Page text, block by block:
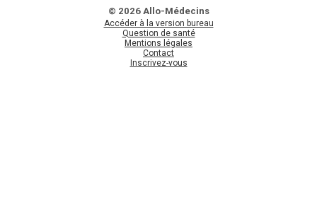
© 2026 Allo-Médecins
Accéder à la version bureau
Question de santé
Mentions légales
Contact
Inscrivez-vous